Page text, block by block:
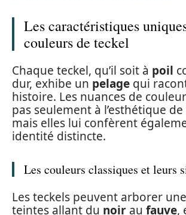
Les caractéristiques
couleurs de teckel
Chaque teckel, qu’il soit à poil
dur, exhibe un pelage qui
histoire. Les nuances de
pas seulement à l’esthétique
mais elles lui confèrent
identité distincte.
Les couleurs classiques et leurs
Les teckels peuvent arborer
teintes allant du noir au fauve,